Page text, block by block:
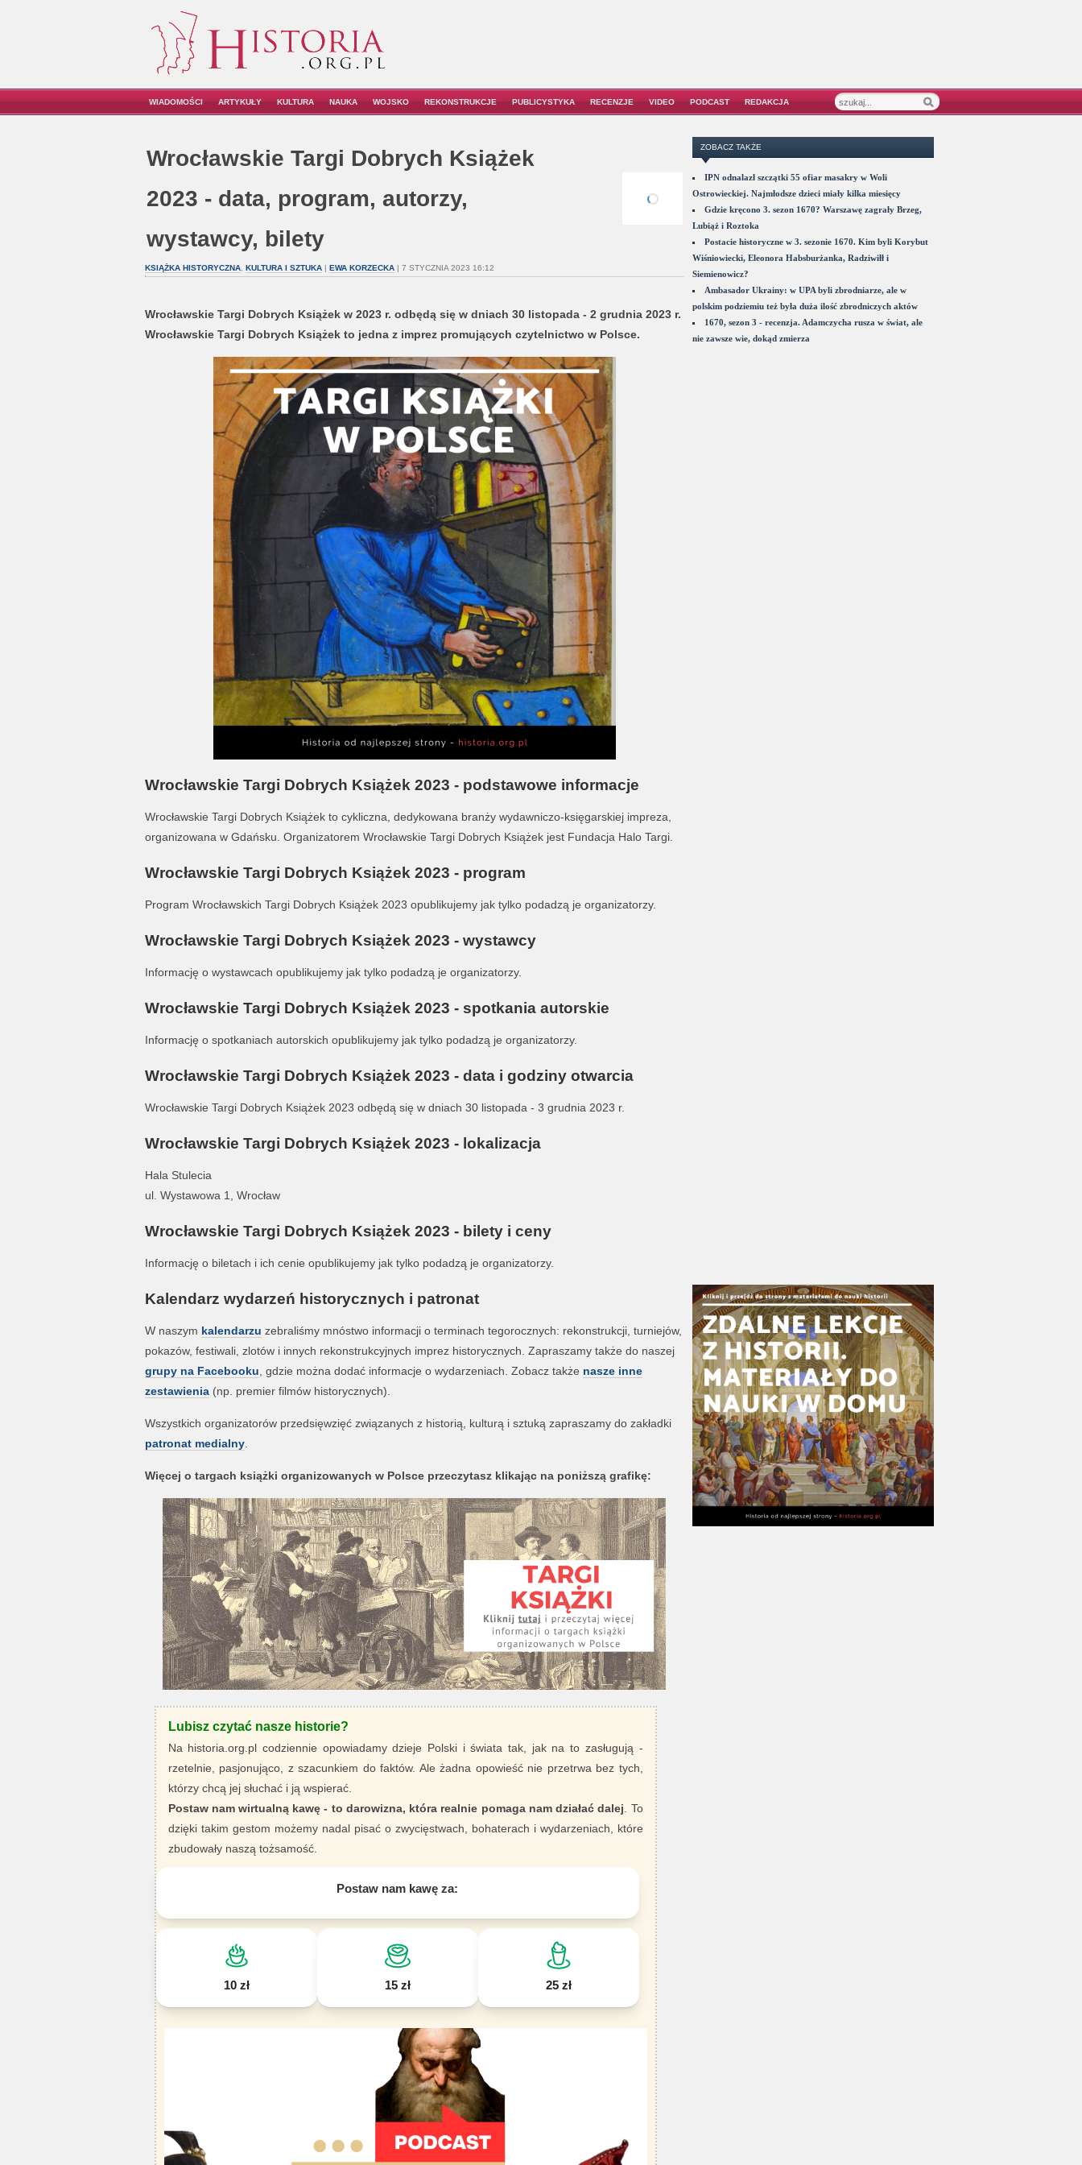
WIADOMOŚCI ARTYKUŁY KULTURA NAUKA WOJSKO REKONSTRUKCJE PUBLICYSTYKA RECENZJE VIDEO PODCAST REDAKCJA
Wrocławskie Targi Dobrych Książek
2023 - data, program, autorzy,
wystawcy, bilety
KSIĄŻKA HISTORYCZNA, KULTURA I SZTUKA| EWA KORZECKA| 7 STYCZNIA 2023 16:12
Wrocławskie Targi Dobrych Książek w 2023 r. odbędą się w dniach 30 listopada - 2 grudnia 2023 r.
Wrocławskie Targi Dobrych Książek to jedna z imprez promujących czytelnictwo w Polsce.
Wrocławskie Targi Dobrych Książek 2023 - podstawowe informacje
Wrocławskie Targi Dobrych Książek to cykliczna, dedykowana branży wydawniczo-księgarskiej impreza,
organizowana w Gdańsku. Organizatorem Wrocławskie Targi Dobrych Książek jest Fundacja Halo Targi.
Wrocławskie Targi Dobrych Książek 2023 - program
Program Wrocławskich Targi Dobrych Książek 2023 opublikujemy jak tylko podadzą je organizatorzy.
Wrocławskie Targi Dobrych Książek 2023 - wystawcy
Informację o wystawcach opublikujemy jak tylko podadzą je organizatorzy.
Wrocławskie Targi Dobrych Książek 2023 - spotkania autorskie
Informację o spotkaniach autorskich opublikujemy jak tylko podadzą je organizatorzy.
Wrocławskie Targi Dobrych Książek 2023 - data i godziny otwarcia
Wrocławskie Targi Dobrych Książek 2023 odbędą się w dniach 30 listopada - 3 grudnia 2023 r.
Wrocławskie Targi Dobrych Książek 2023 - lokalizacja
Hala Stulecia
ul. Wystawowa 1, Wrocław
Wrocławskie Targi Dobrych Książek 2023 - bilety i ceny
Informację o biletach i ich cenie opublikujemy jak tylko podadzą je organizatorzy.
Kalendarz wydarzeń historycznych i patronat
W naszym kalendarzu zebraliśmy mnóstwo informacji o terminach tegorocznych: rekonstrukcji, turniejów,
pokazów, festiwali, zlotów i innych rekonstrukcyjnych imprez historycznych. Zapraszamy także do naszej
grupy na Facebooku , gdzie można dodać informacje o wydarzeniach. Zobacz także nasze inne
zestawienia(np. premier filmów historycznych).
Wszystkich organizatorów przedsięwzięć związanych z historią, kulturą i sztuką zapraszamy do zakładki
patronat medialny.
Więcej o targach książki organizowanych w Polsce przeczytasz klikając na poniższą grafikę:
Lubisz czytać nasze historie?
Na historia.org.pl codziennie opowiadamy dzieje Polski i świata tak, jak na to zasługują -
rzetelnie, pasjonująco, z szacunkiem do faktów. Ale żadna opowieść nie przetrwa bez tych,
którzy chcą jej słuchać i ją wspierać.
Postaw nam wirtualną kawę - to darowizna, która realnie pomaga nam działać dalej . To
dzięki takim gestom możemy nadal pisać o zwycięstwach, bohaterach i wydarzeniach, które
zbudowały naszą tożsamość.
Postaw nam kawę za:
10 zł 15 zł 25 zł
ZOBACZ TAKŻE
IPN odnalazł szczątki 55 ofiar masakry w Woli
Ostrowieckiej. Najmłodsze dzieci miały kilka miesięcy
Gdzie kręcono 3. sezon 1670? Warszawę zagrały Brzeg,
Lubiąż i Roztoka
Postacie historyczne w 3. sezonie 1670. Kim byli Korybut
Wiśniowiecki, Eleonora Habsburżanka, Radziwiłł i
Siemienowicz?
Ambasador Ukrainy: w UPA byli zbrodniarze, ale w
polskim podziemiu też była duża ilość zbrodniczych aktów
1670, sezon 3 - recenzja. Adamczycha rusza w świat, ale
nie zawsze wie, dokąd zmierza